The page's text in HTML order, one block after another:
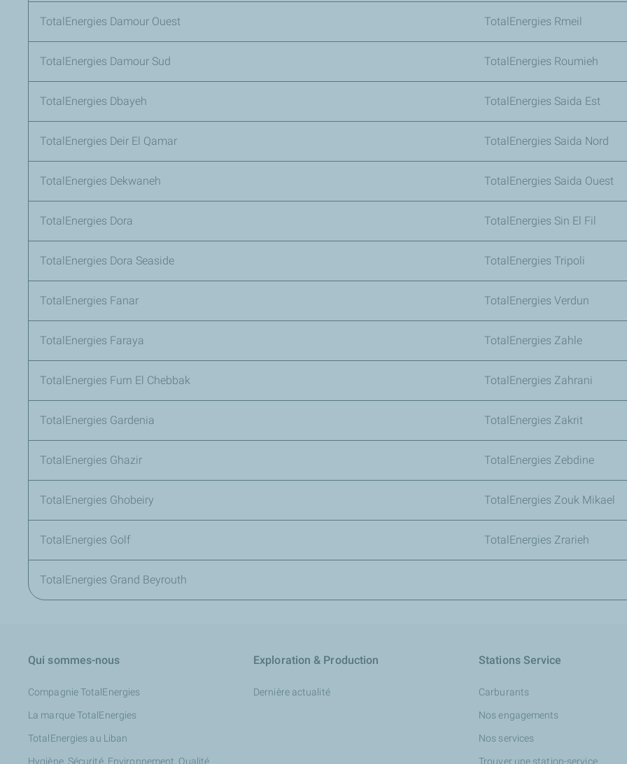
TotalEnergies Damour Ouest TotalEnergies Rmeil
TotalEnergies Damour Sud TotalEnergies Roumieh
TotalEnergies Dbayeh TotalEnergies Saida Est
TotalEnergies Deir El Qamar TotalEnergies Saida Nord
TotalEnergies Dekwaneh TotalEnergies Saida Ouest
TotalEnergies Dora TotalEnergies Sin El Fil
TotalEnergies Dora Seaside TotalEnergies Tripoli
TotalEnergies Fanar TotalEnergies Verdun
TotalEnergies Faraya TotalEnergies Zahle
TotalEnergies Furn El Chebbak TotalEnergies Zahrani
TotalEnergies Gardenia TotalEnergies Zakrit
TotalEnergies Ghazir TotalEnergies Zebdine
TotalEnergies Ghobeiry TotalEnergies Zouk Mikael
TotalEnergies Golf TotalEnergies Zrarieh
TotalEnergies Grand Beyrouth
Qui sommes-nous
Compagnie TotalEnergies
La marque TotalEnergies
TotalEnergies au Liban
Hygiène, Sécurité, Environnement, Qualité
Exploration & Production
Dernière actualité
Stations Service
Carburants
Nos engagements
Nos services
Trouver une station-service